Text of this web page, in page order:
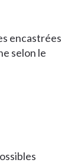
encastrées
selon le